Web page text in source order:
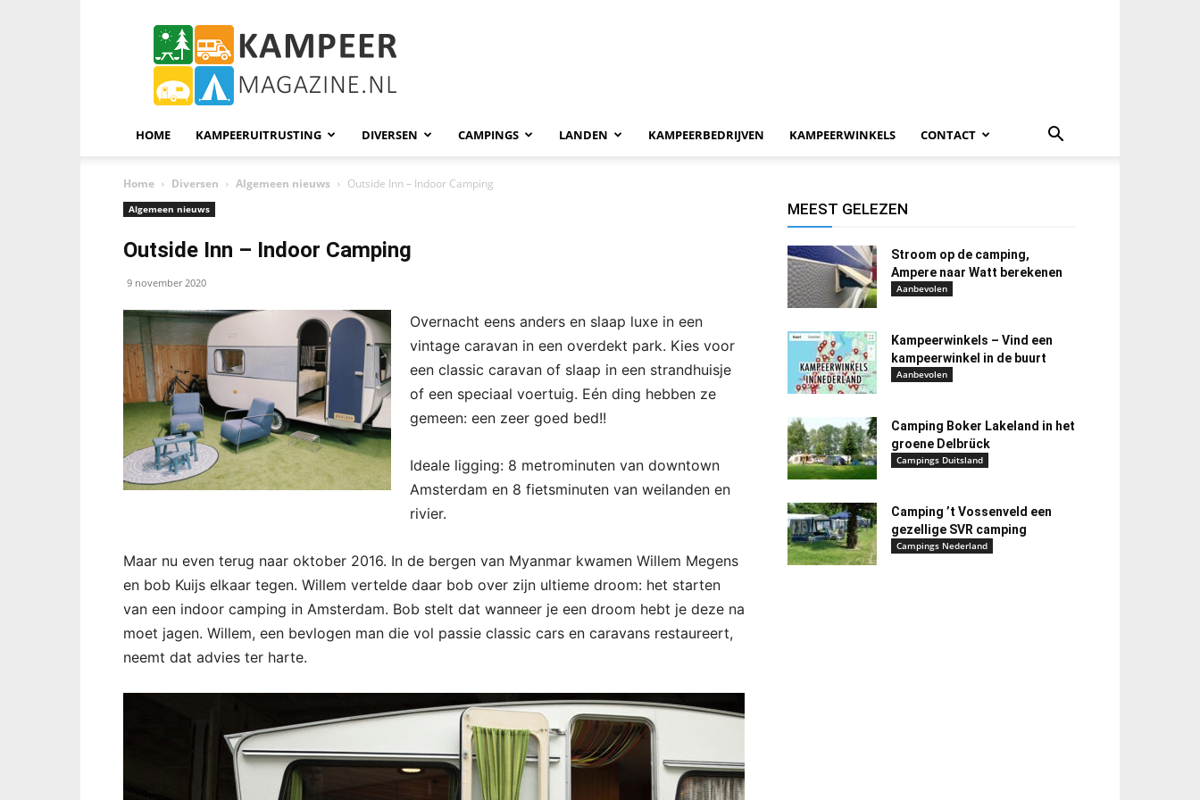
KampeerMagazine
HOME KAMPEERUITRUSTING DIVERSEN CAMPINGS LANDEN KAMPEERBEDRIJVEN KAMPEERWINKELS CONTACT
Home Diversen Algemeen nieuws Outside Inn – Indoor Camping
Algemeen nieuws
Outside Inn – Indoor Camping
9 november 2020
Overnacht eens anders en slaap luxe in een
vintage caravan in een overdekt park. Kies voor
een classic caravan of slaap in een strandhuisje
of een speciaal voertuig. Eén ding hebben ze
gemeen: een zeer goed bed!!
Ideale ligging: 8 metrominuten van downtown
Amsterdam en 8 fietsminuten van weilanden en
rivier.
Maar nu even terug naar oktober 2016. In de bergen van Myanmar kwamen Willem Megens
en bob Kuijs elkaar tegen. Willem vertelde daar bob over zijn ultieme droom: het starten
van een indoor camping in Amsterdam. Bob stelt dat wanneer je een droom hebt je deze na
moet jagen. Willem, een bevlogen man die vol passie classic cars en caravans restaureert,
neemt dat advies ter harte.
MEEST GELEZEN
Stroom op de camping,
Ampere naar Watt berekenen
Aanbevolen
Kampeerwinkels – Vind een
kampeerwinkel in de buurt
Aanbevolen
Camping Boker Lakeland in het
groene Delbrück
Campings Duitsland
Camping ’t Vossenveld een
gezellige SVR camping
Campings Nederland